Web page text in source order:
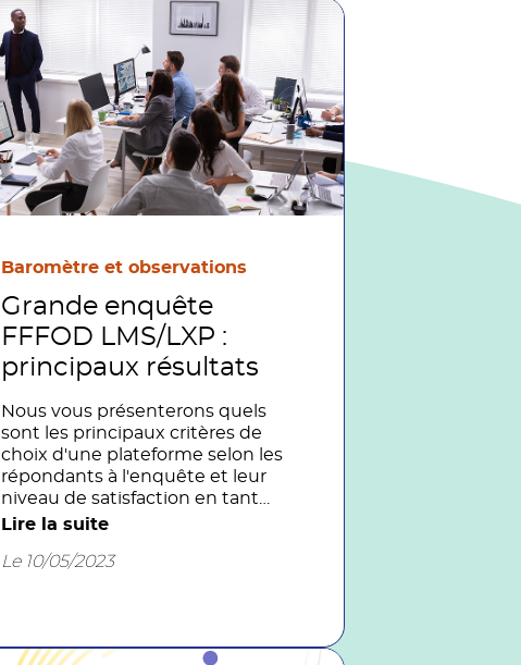
Baromètre et observations
Grande enquête
FFFOD LMS/LXP :
principaux résultats
Nous vous présenterons quels
sont les principaux critères de
choix d'une plateforme selon les
répondants à l'enquête et leur
niveau de satisfaction en tant
qu'utilisateurs de plateformes.
12h30.
Lire la suite
Le 10/05/2023